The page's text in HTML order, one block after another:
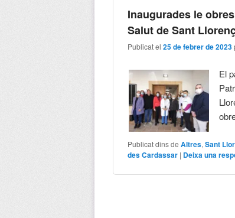
Inaugurades le
Salut de Sant
Publicat el25 de febrer de 2023
El
Publicat dins de Altres,Sant
des Cardassar | Deixa una